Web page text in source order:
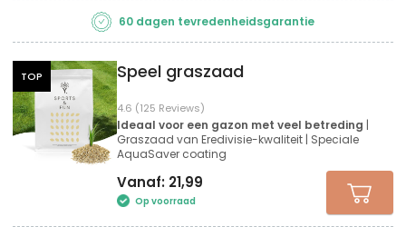
60 dagen tevredenheidsgarantie
TOP
4.6 (125 Reviews)
Speel graszaad
Ideaal voor een gazon met veel betreding |
Graszaad van Eredivisie-kwaliteit | Speciale
AquaSaver coating
Vanaf: 21,99
Op voorraad